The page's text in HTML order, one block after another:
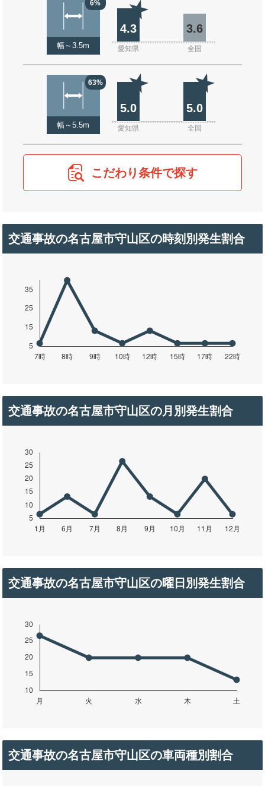
6%
幅～3.5m
4.3 3.6
愛知県 全国
63%
幅～5.5m
5.0 5.0
愛知県 全国
こだわり条件で探す
交通事故の名古屋市守山区の時刻別発生割合
交通事故の名古屋市守山区の月別発生割合
交通事故の名古屋市守山区の曜日別発生割合
交通事故の名古屋市守山区の車両種別割合